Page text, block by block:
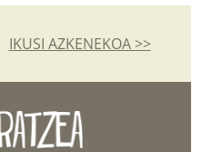
IKUSI AZKENEKOA >>